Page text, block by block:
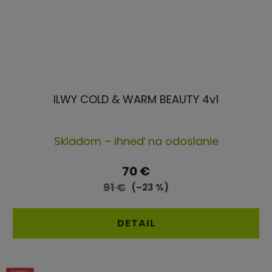
ILWY COLD & WARM BEAUTY 4v1
Skladom – ihneď na odoslanie
70 €
91 € (–23 %)
DETAIL